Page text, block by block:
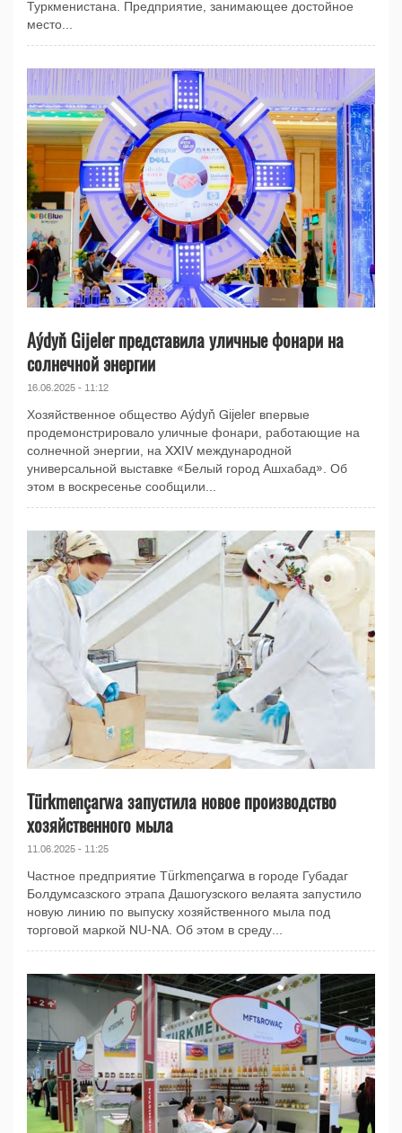
Туркменистана. Предприятие, занимающее достойное
место...
Aýdyň Gijeler представила уличные фонари на
солнечной энергии
16.06.2025 - 11:12
Хозяйственное общество Aýdyň Gijeler впервые
продемонстрировало уличные фонари, работающие на
солнечной энергии, на XXIV международной
универсальной выставке «Белый город Ашхабад». Об
этом в воскресенье сообщили...
Türkmençarwa запустила новое производство
хозяйственного мыла
11.06.2025 - 11:25
Частное предприятие Türkmençarwa в городе Губадаг
Болдумсазского этрапа Дашогузского велаята запустило
новую линию по выпуску хозяйственного мыла под
торговой маркой NU-NA. Об этом в среду...